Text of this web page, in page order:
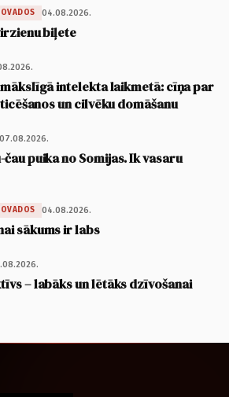
04.08.2026.
biļete
intelekta laikmetā: cīņa par
un cilvēku domāšanu
07.08.2026.
čau puika no Somijas. Ik vasaru
04.08.2026.
sākums ir labs
– labāks un lētāks dzīvošanai